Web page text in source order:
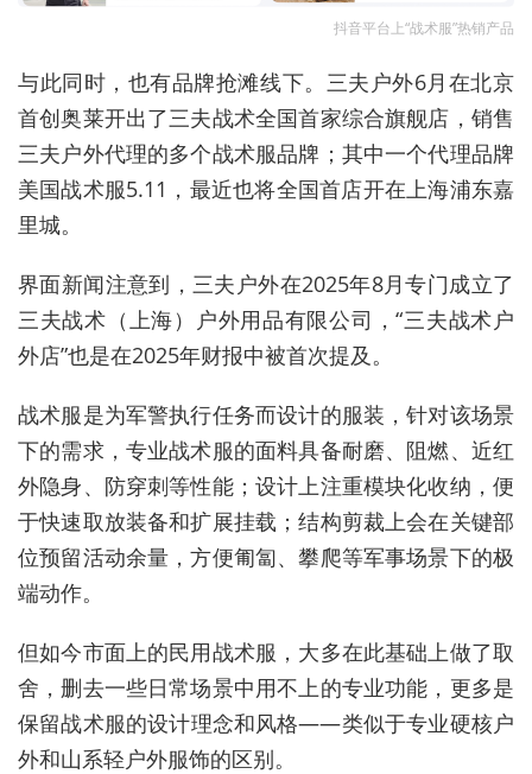
抖音平台上“战术服”热销产品
与此同时，也有品牌抢滩线下。三夫户外6月在北京
首创奥莱开出了三夫战术全国首家综合旗舰店，销售
三夫户外代理的多个战术服品牌；其中一个代理品牌
美国战术服5.11，最近也将全国首店开在上海浦东嘉
里城。
界面新闻注意到，三夫户外在2025年8月专门成立了
三夫战术（上海）户外用品有限公司，“三夫战术户
外店”也是在2025年财报中被首次提及。
战术服是为军警执行任务而设计的服装，针对该场景
下的需求，专业战术服的面料具备耐磨、阻燃、近红
外隐身、防穿刺等性能；设计上注重模块化收纳，便
于快速取放装备和扩展挂载；结构剪裁上会在关键部
位预留活动余量，方便匍匐、攀爬等军事场景下的极
端动作。
但如今市面上的民用战术服，大多在此基础上做了取
舍，删去一些日常场景中用不上的专业功能，更多是
保留战术服的设计理念和风格——类似于专业硬核户
外和山系轻户外服饰的区别。